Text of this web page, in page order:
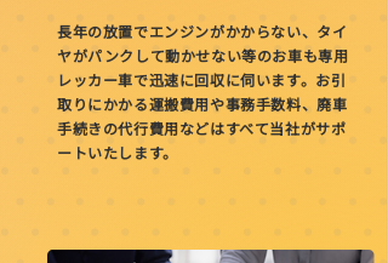
長年の放置でエンジンがかからない、タイ
ヤがパンクして動かせない等のお車も専用
レッカー車で迅速に回収に伺います。お引
取りにかかる運搬費用や事務手数料、廃車
手続きの代行費用などはすべて当社がサポ
ートいたします。